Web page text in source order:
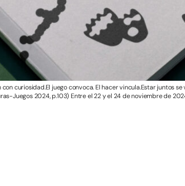
curiosidad.El juego convoca. El hacer vincula.Estar juntos
Juegos 2024, p.103) Entre el 22 y el 24 de noviembre de